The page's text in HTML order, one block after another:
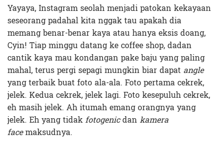
Yayaya, Instagram seolah menjadi patokan kekayaan
seseorang padahal kita nggak tau apakah dia
memang benar-benar kaya atau hanya eksis doang,
Cyin! Tiap minggu datang ke coffee shop, dadan
cantik kaya mau kondangan pake baju yang paling
mahal, terus pergi sepagi mungkin biar dapat angle
yang terbaik buat foto ala-ala. Foto pertama cekrek,
jelek. Kedua cekrek, jelek lagi. Foto kesepuluh cekrek,
eh masih jelek. Ah itumah emang orangnya yang
jelek. Eh yang tidakfotogenicdan kamera
facemaksudnya.